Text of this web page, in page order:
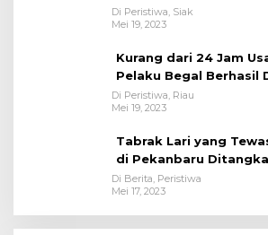
Polsek Tualang-Polres
Di Peristiwa, Siak
Mei 19, 2023
Kurang dari 24 Jam
Pelaku Begal Berhasil
Satreskrim Polres
Di Peristiwa, Riau
Mei 19, 2023
Tabrak Lari yang
di Pekanbaru
Di Berita, Peristiwa
Mei 17, 2023